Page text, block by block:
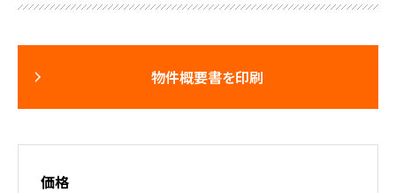
物件概要書を印刷
価格